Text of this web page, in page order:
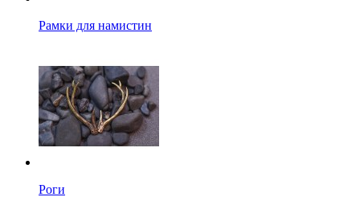
Рамки для намистин
Роги